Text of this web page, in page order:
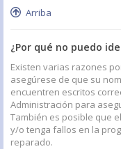
Arriba
¿Por qué no puedo
Existen varias razones
asegúrese de que su
encuentren escritos
Administración para
También es posible que
y/o tenga fallos en la
reparado.